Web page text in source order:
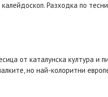
Разходка по
от каталунска култура и
но най-колоритни